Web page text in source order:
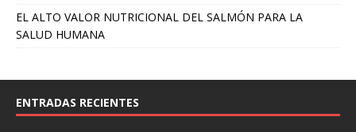
EL ALTO VALOR NUTRICIONAL DEL SALMÓN PARA LA
SALUD HUMANA
ENTRADAS RECIENTES